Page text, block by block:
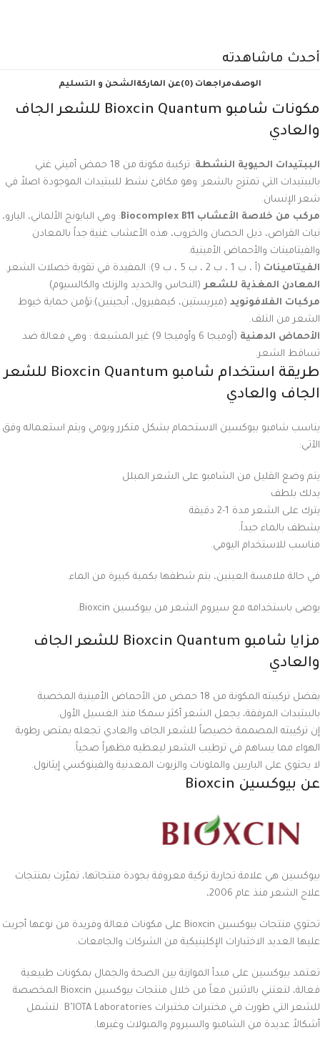
أحدث ماشاهدته
الوصفمراجعات (0) عن الماركةالشحن و التسليم
مكونات شامبو Bioxcin Quantum للشعر الجاف
والعادي
الببتيدات الحيوية النشطة
: تركيبة مكونة من 18 حمض أميني غني
بالببتيدات التي تمتزج بالشعر. وهو مكافئ نشط للببتيدات الموجودة اصلاً في
شعر الإنسان.
مركب من خلاصة الأعشاب Biocomplex B11
: وهي البابونج الألماني، اليارو،
نبات القراص، ذيل الحصان والخروب، هذه الأعشاب غنية جداً بالمعادن
والفيتامينات والأحماض الأمينية.
الفيتامينات (أ ، ب 1 ، ب 2 ، ب 5 ، ب 9): المفيدة في تقوية خصلات الشعر.
المعادن المغذية للشعر (النحاس والحديد والزنك والكالسيوم)
مركبات الفلافونويد (ميريستين، كيمفيرول، أبجينين):تؤمن حماية خيوط
الشعر من التلف.
الأحماض الدهنية
(أوميجا 6 وأوميجا 9) غير المشبعة : وهي فعالة ضد
تساقط الشعر.
طريقة استخدام شامبو Bioxcin Quantum للشعر
الجاف والعادي
يناسب شامبو بيوكسين الاستحمام بشكل متكرر ويومي ويتم استعماله وفق
الآتي:
يتم وضع القليل من الشامبو على الشعر المبلل
يدلك بلطف
يترك على الشعر مدة 1-2 دقيقة
يشطف بالماء جيداً.
مناسب للاستخدام اليومي.
في حالة ملامسة العينين، يتم شطفها بكمية كبيرة من الماء.
يوصى باستخدامه مع سيروم الشعر من بيوكسين Bioxcin.
مزايا شامبو Bioxcin Quantum للشعر الجاف
والعادي
بفضل تركيبته المكونة من 18 حمض من الأحماض الأمينية المخصبة
بالببتيدات المرفقة، يجعل الشعر أكثر سمكا منذ الغسيل الأول.
إن تركيبته المصممة خصيصاً للشعر الجاف والعادي تجعله يمتص رطوبة
الهواء مما يساهم في ترطيب الشعر ليعطيه مظهراً صحياً.
لا يحتوي على الباربين والملونات والزيوت المعدنية والفينوكسي إيثانول.
عن بيوكسين Bioxcin
بيوكسين هي علامة تجارية تركية معروفة بجودة منتجاتها، تميّزت بمنتجات
علاج الشعر منذ عام 2006،
تحتوي منتجات بيوكسين Bioxcin على مكونات فعالة وفريدة من نوعها أجريت
عليها العديد الاختبارات الإكلينيكية من الشركات والجامعات.
تعتمد بيوكسين على مبدأ الموازنة بين الصحة والجمال بمكونات طبيعية
فعالة، لتعتني بالاثنين معاً من خلال منتجات بيوكسين Bioxcin المخصصة
للشعر التي طورت في مختبرات مختبرات B’IOTA Laboratories لتشمل
أشكالاً عديدة من الشامبو والسيروم والمبولات وغيرها.